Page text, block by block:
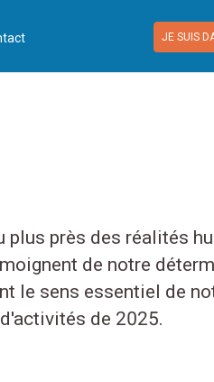
JE SUIS
près des réalités
de notre
le sens essentiel de
de 2025.